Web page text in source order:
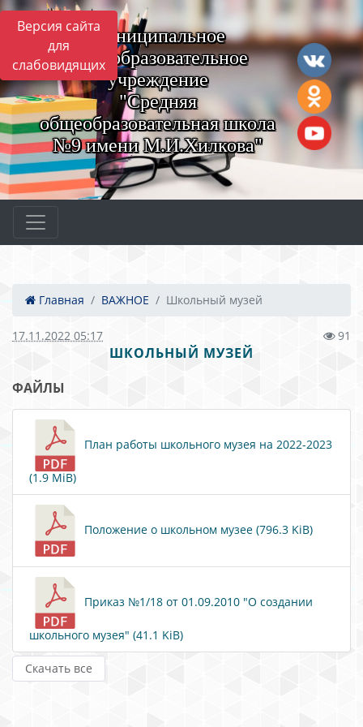
Версия сайта
для
слабовидящих
Муниципальное
общеобразовательное
учреждение
"Средняя
общеобразовательная школа
№9 имени М.И.Хилкова"
Главная ВАЖНОЕ Школьный музей
17.11.2022 05:17 91
ШКОЛЬНЫЙ МУЗЕЙ
ФАЙЛЫ
План работы школьного музея на 2022-2023
(1.9 MiB)
Положение о школьном музее (796.3 KiB)
Приказ №1/18 от 01.09.2010 "О создании
школьного музея" (41.1 KiB)
Скачать все